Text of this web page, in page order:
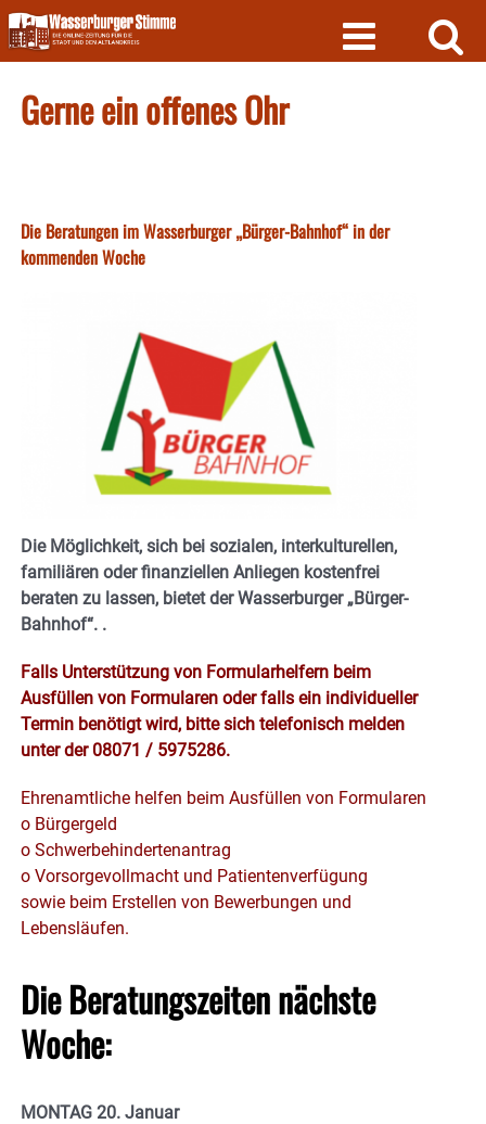
Skip
to
content
Gerne ein offenes Ohr
Die Beratungen im Wasserburger „Bürger-Bahnhof“ in der
kommenden Woche
Die Möglichkeit, sich bei sozialen, interkulturellen,
familiären oder finanziellen Anliegen kostenfrei
beraten zu lassen, bietet der Wasserburger „Bürger-
Bahnhof“. .
Falls Unterstützung von Formularhelfern beim
Ausfüllen von Formularen oder falls ein individueller
Termin benötigt wird, bitte sich telefonisch melden
unter der 08071 / 5975286.
Ehrenamtliche helfen beim Ausfüllen von Formularen
o Bürgergeld
o Schwerbehindertenantrag
o Vorsorgevollmacht und Patientenverfügung
sowie beim Erstellen von Bewerbungen und
Lebensläufen.
Die Beratungszeiten nächste
Woche:
MONTAG 20. Januar